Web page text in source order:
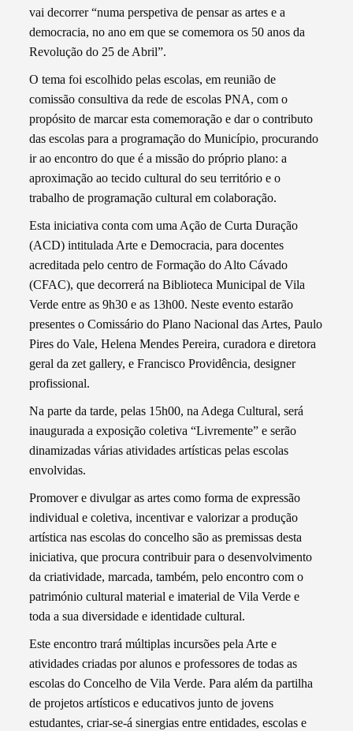
vai decorrer “numa perspetiva de pensar as artes e a
democracia, no ano em que se comemora os 50 anos da
Revolução do 25 de Abril”.
O tema foi escolhido pelas escolas, em reunião de
comissão consultiva da rede de escolas PNA, com o
propósito de marcar esta comemoração e dar o contributo
das escolas para a programação do Município, procurando
ir ao encontro do que é a missão do próprio plano: a
aproximação ao tecido cultural do seu território e o
trabalho de programação cultural em colaboração.
Esta iniciativa conta com uma Ação de Curta Duração
(ACD) intitulada Arte e Democracia, para docentes
acreditada pelo centro de Formação do Alto Cávado
(CFAC), que decorrerá na Biblioteca Municipal de Vila
Verde entre as 9h30 e as 13h00. Neste evento estarão
presentes o Comissário do Plano Nacional das Artes, Paulo
Pires do Vale, Helena Mendes Pereira, curadora e diretora
geral da zet gallery, e Francisco Providência, designer
profissional.
Na parte da tarde, pelas 15h00, na Adega Cultural, será
inaugurada a exposição coletiva “Livremente” e serão
dinamizadas várias atividades artísticas pelas escolas
envolvidas.
Promover e divulgar as artes como forma de expressão
individual e coletiva, incentivar e valorizar a produção
artística nas escolas do concelho são as premissas desta
iniciativa, que procura contribuir para o desenvolvimento
da criatividade, marcada, também, pelo encontro com o
património cultural material e imaterial de Vila Verde e
toda a sua diversidade e identidade cultural.
Este encontro trará múltiplas incursões pela Arte e
atividades criadas por alunos e professores de todas as
escolas do Concelho de Vila Verde. Para além da partilha
de projetos artísticos e educativos junto de jovens
estudantes, criar-se-á sinergias entre entidades, escolas e